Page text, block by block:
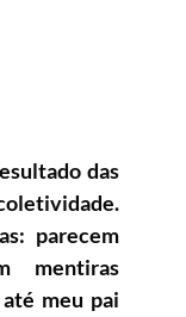
das
parecem
mentiras
meu pai